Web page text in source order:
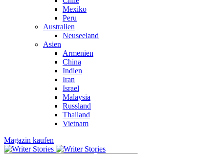
Mexiko
Peru
Australien
Neuseeland
Asien
Armenien
China
Indien
Iran
Israel
Malaysia
Russland
Thailand
Vietnam
Magazin kaufen